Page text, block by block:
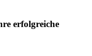
erfolgreiche